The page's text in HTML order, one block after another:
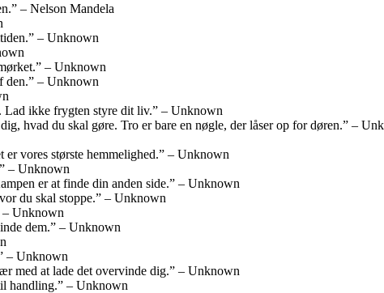
– Nelson Mandela
– Unknown
– Unknown
den.” – Unknown
ikke frygten styre dit liv.” – Unknown
hvad du skal gøre. Tro er bare en nøgle, der låser op for døren.” –
vores største hemmelighed.” – Unknown
– Unknown
er at finde din anden side.” – Unknown
du skal stoppe.” – Unknown
– Unknown
dem.” – Unknown
– Unknown
med at lade det overvinde dig.” – Unknown
handling.” – Unknown